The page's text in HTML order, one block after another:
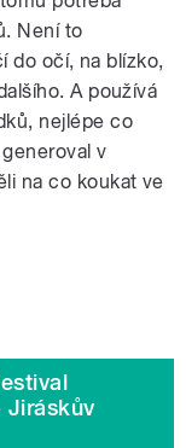
Není to
do očí, na blízko,
A používá
nejlépe co
v
na co koukat ve
Jiráskův